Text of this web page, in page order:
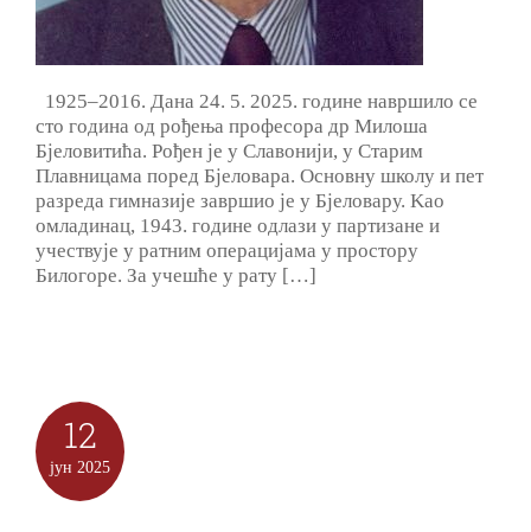
1925–2016. Дана 24. 5. 2025. године навршило се
сто година од рођења професора др Милоша
Бјеловитића. Рођен је у Славонији, у Старим
Плавницама поред Бјеловара. Основну школу и пет
разреда гимназије завршио је у Бјеловару. Kао
омладинац, 1943. године одлази у партизане и
учествује у ратним операцијама у простору
Билогоре. За учешће у рату […]
12
јун 2025